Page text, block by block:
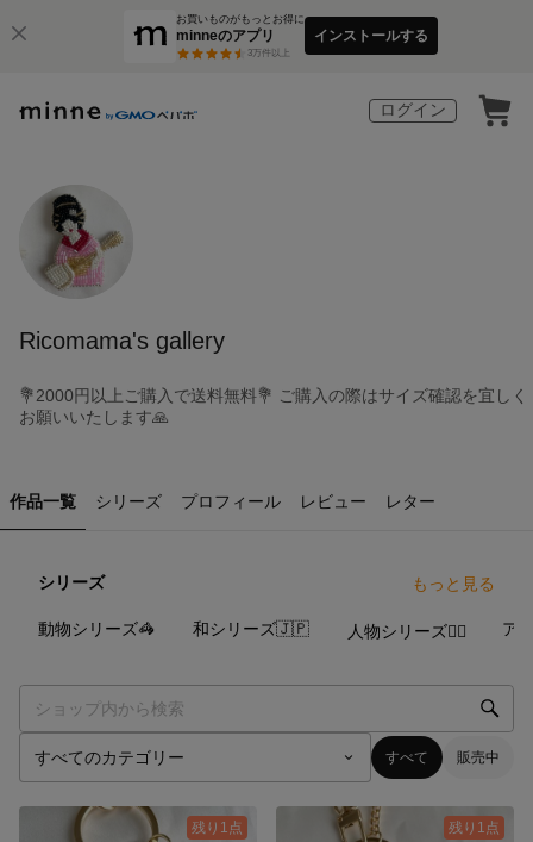
お買いものがもっとお得に
minneのアプリ
3万件以上
インストールする
ログイン
Ricomama's gallery
💐2000円以上ご購入で送料無料💐 ご購入の際はサイズ確認を宜しく
お願いいたします🙏
作品一覧 シリーズ プロフィール レビュー レター
シリーズ もっと見る
動物シリーズ🦓 和シリーズ🇯🇵 人物シリーズ💁‍♀️ ア
すべて 販売中
残り1点 残り1点